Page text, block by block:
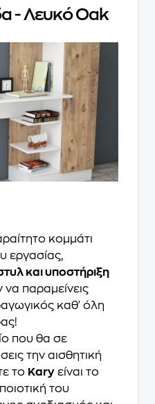
- Λευκό Oak
κομμάτι
εργασίας,
και υποστήριξη
παραμείνεις
καθ' όλη
που θα σε
την αισθητική
το Kary είναι το
του